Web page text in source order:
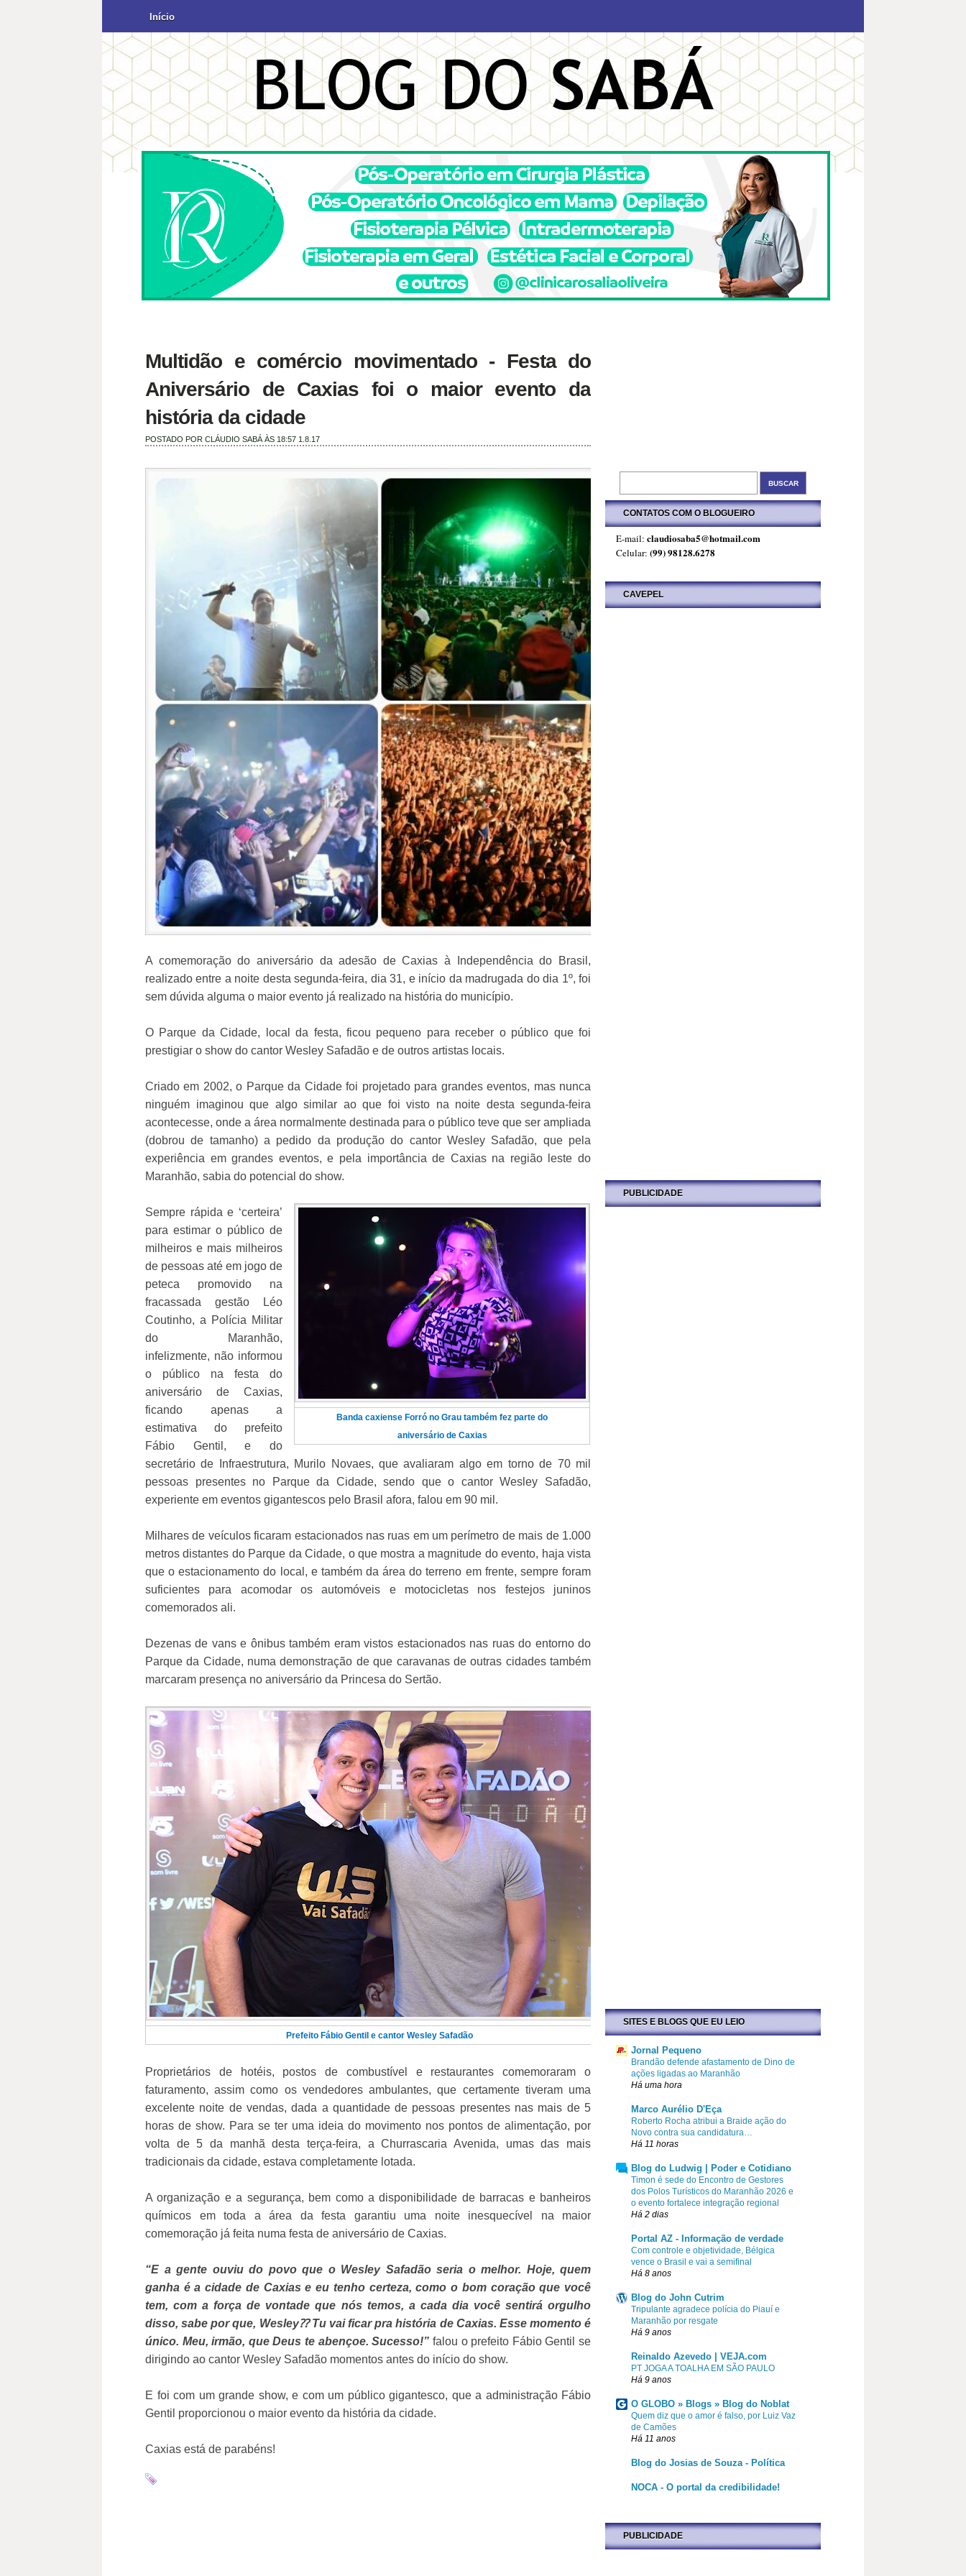
Início
Multidão e comércio movimentado - Festa do
Aniversário de Caxias foi o maior evento da
história da cidade
POSTADO POR CLÁUDIO SABÁ ÀS 18:57 1.8.17
A comemoração do aniversário da adesão de Caxias à Independência do Brasil,
realizado entre a noite desta segunda-feira, dia 31, e início da madrugada do dia 1º, foi
sem dúvida alguma o maior evento já realizado na história do município.
O Parque da Cidade, local da festa, ficou pequeno para receber o público que foi
prestigiar o show do cantor Wesley Safadão e de outros artistas locais.
Criado em 2002, o Parque da Cidade foi projetado para grandes eventos, mas nunca
ninguém imaginou que algo similar ao que foi visto na noite desta segunda-feira
acontecesse, onde a área normalmente destinada para o público teve que ser ampliada
(dobrou de tamanho) a pedido da produção do cantor Wesley Safadão, que pela
experiência em grandes eventos, e pela importância de Caxias na região leste do
Maranhão, sabia do potencial do show.
Banda caxiense Forró no Grau também fez parte do
aniversário de Caxias
Sempre rápida e ‘certeira’
para estimar o público de
milheiros e mais milheiros
de pessoas até em jogo de
peteca promovido na
fracassada gestão Léo
Coutinho, a Polícia Militar
do Maranhão,
infelizmente, não informou
o público na festa do
aniversário de Caxias,
ficando apenas a
estimativa do prefeito
Fábio Gentil, e do
secretário de Infraestrutura, Murilo Novaes, que avaliaram algo em torno de 70 mil
pessoas presentes no Parque da Cidade, sendo que o cantor Wesley Safadão,
experiente em eventos gigantescos pelo Brasil afora, falou em 90 mil.
Milhares de veículos ficaram estacionados nas ruas em um perímetro de mais de 1.000
metros distantes do Parque da Cidade, o que mostra a magnitude do evento, haja vista
que o estacionamento do local, e também da área do terreno em frente, sempre foram
suficientes para acomodar os automóveis e motocicletas nos festejos juninos
comemorados ali.
Dezenas de vans e ônibus também eram vistos estacionados nas ruas do entorno do
Parque da Cidade, numa demonstração de que caravanas de outras cidades também
marcaram presença no aniversário da Princesa do Sertão.
Prefeito Fábio Gentil e cantor Wesley Safadão
Proprietários de hotéis, postos de combustível e restaurantes comemoraram o
faturamento, assim como os vendedores ambulantes, que certamente tiveram uma
excelente noite de vendas, dada a quantidade de pessoas presentes nas mais de 5
horas de show. Para se ter uma ideia do movimento nos pontos de alimentação, por
volta de 5 da manhã desta terça-feira, a Churrascaria Avenida, umas das mais
tradicionais da cidade, estava completamente lotada.
A organização e a segurança, bem como a disponibilidade de barracas e banheiros
químicos em toda a área da festa garantiu uma noite inesquecível na maior
comemoração já feita numa festa de aniversário de Caxias.
“E a gente ouviu do povo que o Wesley Safadão seria o melhor. Hoje, quem
ganha é a cidade de Caxias e eu tenho certeza, como o bom coração que você
tem, com a força de vontade que nós temos, a cada dia você sentirá orgulho
disso, sabe por que, Wesley⁇ Tu vai ficar pra história de Caxias. Esse momento é
único. Meu, irmão, que Deus te abençoe. Sucesso!” falou o prefeito Fábio Gentil se
dirigindo ao cantor Wesley Safadão momentos antes do início do show.
E foi com um grande show, e com um público gigantesco, que a administração Fábio
Gentil proporcionou o maior evento da história da cidade.
Caxias está de parabéns!
CONTATOS COM O BLOGUEIRO
E-mail: claudiosaba5@hotmail.com
Celular: (99) 98128.6278
CAVEPEL
PUBLICIDADE
SITES E BLOGS QUE EU LEIO
Jornal Pequeno
Brandão defende afastamento de Dino de
ações ligadas ao Maranhão
Há uma hora
Marco Aurélio D'Eça
Roberto Rocha atribui a Braide ação do
Novo contra sua candidatura…
Há 11 horas
Blog do Ludwig | Poder e Cotidiano
Timon é sede do Encontro de Gestores
dos Polos Turísticos do Maranhão 2026 e
o evento fortalece integração regional
Há 2 dias
Portal AZ - Informação de verdade
Com controle e objetividade, Bélgica
vence o Brasil e vai a semifinal
Há 8 anos
Blog do John Cutrim
Tripulante agradece polícia do Piauí e
Maranhão por resgate
Há 9 anos
Reinaldo Azevedo | VEJA.com
PT JOGA A TOALHA EM SÃO PAULO
Há 9 anos
O GLOBO » Blogs » Blog do Noblat
Quem diz que o amor é falso, por Luiz Vaz
de Camões
Há 11 anos
Blog do Josias de Souza - Política
NOCA - O portal da credibilidade!
PUBLICIDADE